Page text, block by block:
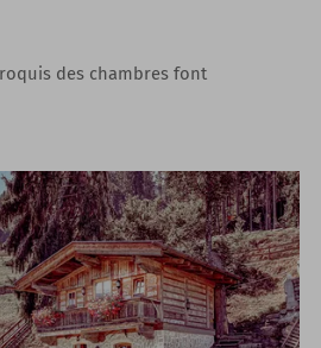
des chambres font